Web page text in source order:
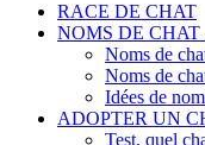
RACE DE CHAT
NOMS DE CHAT
Noms de
Noms de
Idées de
ADOPTER UN
Test, quel